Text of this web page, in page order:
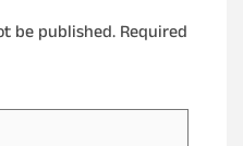
be published. Required